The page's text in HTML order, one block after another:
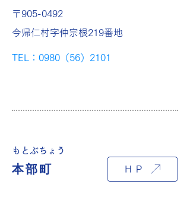
〒905-0492
今帰仁村字仲宗根219番地
TEL：0980（56）2101
もとぶちょう
本部町 ＨＰ